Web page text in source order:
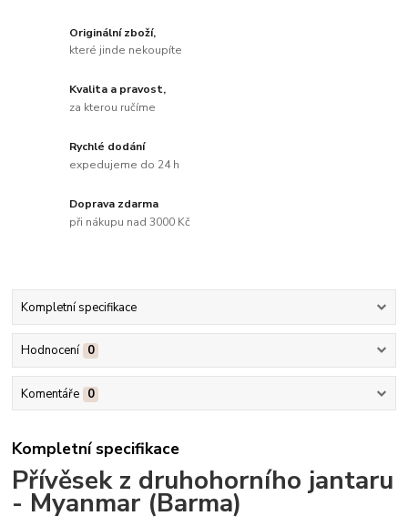
Originální zboží,
které jinde nekoupíte
Kvalita a pravost,
za kterou ručíme
Rychlé dodání
expedujeme do 24 h
Doprava zdarma
při nákupu nad 3000 Kč
Kompletní specifikace
Hodnocení 0
Komentáře 0
Kompletní specifikace
Přívěsek z druhohorního jantaru
- Myanmar (Barma)